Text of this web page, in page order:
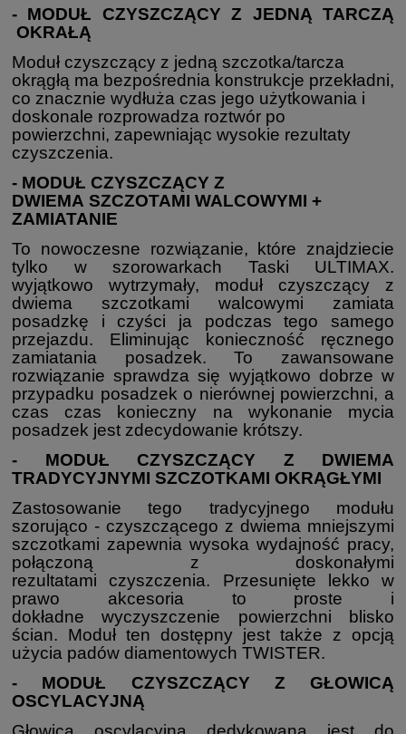
- MODUŁ CZYSZCZĄCY Z JEDNĄ TARCZĄ
OKRAŁĄ
Moduł czyszczący z jedną szczotka/tarcza
okrągłą ma bezpośrednia konstrukcje przekładni,
co znacznie wydłuża czas jego użytkowania i
doskonale rozprowadza roztwór po
powierzchni, zapewniając wysokie rezultaty
czyszczenia.
- MODUŁ CZYSZCZĄCY Z
DWIEMA SZCZOTAMI WALCOWYMI +
ZAMIATANIE
To nowoczesne rozwiązanie, które znajdziecie
tylko w szorowarkach Taski ULTIMAX.
wyjątkowo wytrzymały, moduł czyszczący z
dwiema szczotkami walcowymi zamiata
posadzkę i czyści ja podczas tego samego
przejazdu. Eliminując konieczność ręcznego
zamiatania posadzek. To zawansowane
rozwiązanie sprawdza się wyjątkowo dobrze w
przypadku posadzek o nierównej powierzchni, a
czas czas konieczny na wykonanie mycia
posadzek jest zdecydowanie krótszy.
- MODUŁ CZYSZCZĄCY Z DWIEMA
TRADYCYJNYMI SZCZOTKAMI OKRĄGŁYMI
Zastosowanie tego tradycyjnego modułu
szorująco - czyszczącego z dwiema mniejszymi
szczotkami zapewnia wysoka wydajność pracy,
połączoną z doskonałymi
rezultatami czyszczenia. Przesunięte lekko w
prawo akcesoria to proste i
dokładne wyczyszczenie powierzchni blisko
ścian. Moduł ten dostępny jest także z opcją
użycia padów diamentowych TWISTER.
- MODUŁ CZYSZCZĄCY Z GŁOWICĄ
OSCYLACYJNĄ